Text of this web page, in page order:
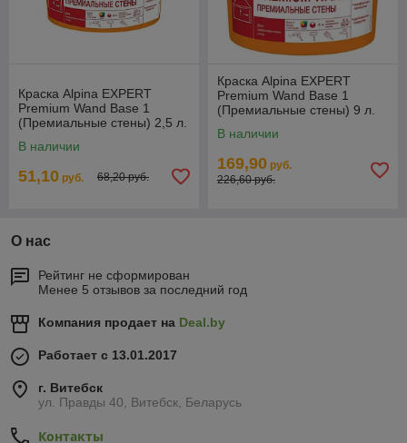
Краска Alpina EXPERT
Premium Wand Base 1
(Премиальные стены) 2,5 л.
В наличии
51,10 руб. 68,20 руб.
Краска Alpina EXPERT
Premium Wand Base 1
(Премиальные стены) 9 л.
В наличии
169,90 руб.
226,60 руб.
О нас
Рейтинг не сформирован
Менее 5 отзывов за последний год
Компания продает на Deal.by
Работает с 13.01.2017
г. Витебск
ул. Правды 40, Витебск, Беларусь
Контакты